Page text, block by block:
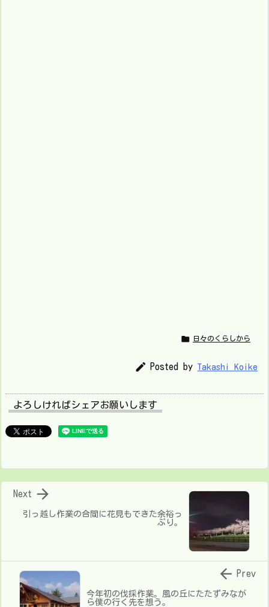
 日々のくらしから
 Posted by Takashi Koike
よろしければシェアお願いします
引っ越し作業の合間に花見もできた余裕っ
ぷり。

Next
今年初の伐採作業。風の丘にたたずみなが
ら僕の行く先を想う。
 Prev